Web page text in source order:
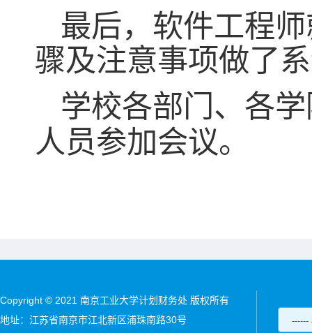
最后，软件工程
骤及注意事项做了
学校各部门、各
人员参加会议。
Copyright © 2021 南京工业大学计划财务处 版权所有
地址：江苏省南京市江北新区浦珠南路30号